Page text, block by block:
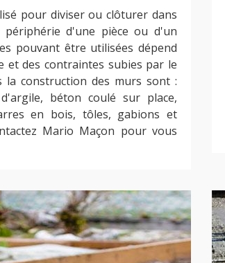
pour diviser ou clôturer dans
d'une pièce ou d'un
pouvant être utilisées dépend
et des contraintes subies par le
la construction des murs sont :
béton coulé sur place,
en bois, tôles, gabions et
Mario Maçon pour vous